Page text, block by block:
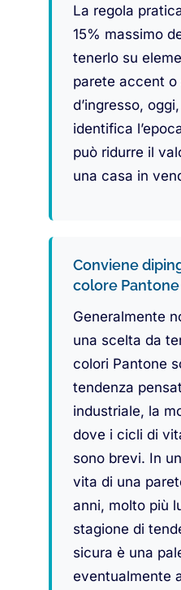
La regola
15% massimo
tenerlo su
parete accent o
d’ingresso,
identifica
può ridurre il
una casa in
Conviene
colore Pantone
Generalmente
una scelta da
colori Pantone
tendenza
industriale, la
dove i cicli di
sono brevi. In
vita di una
anni, molto più
stagione di
sicura è una
eventualmente